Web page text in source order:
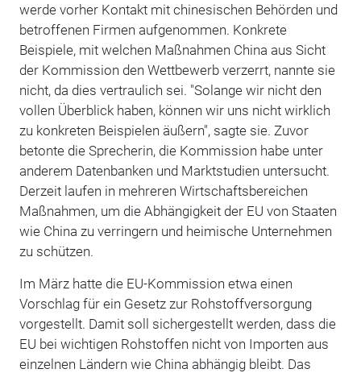
werde vorher Kontakt mit chinesischen Behörden und
betroffenen Firmen aufgenommen. Konkrete
Beispiele, mit welchen Maßnahmen China aus Sicht
der Kommission den Wettbewerb verzerrt, nannte sie
nicht, da dies vertraulich sei. "Solange wir nicht den
vollen Überblick haben, können wir uns nicht wirklich
zu konkreten Beispielen äußern", sagte sie. Zuvor
betonte die Sprecherin, die Kommission habe unter
anderem Datenbanken und Marktstudien untersucht.
Derzeit laufen in mehreren Wirtschaftsbereichen
Maßnahmen, um die Abhängigkeit der EU von Staaten
wie China zu verringern und heimische Unternehmen
zu schützen.
Im März hatte die EU-Kommission etwa einen
Vorschlag für ein Gesetz zur Rohstoffversorgung
vorgestellt. Damit soll sichergestellt werden, dass die
EU bei wichtigen Rohstoffen nicht von Importen aus
einzelnen Ländern wie China abhängig bleibt. Das